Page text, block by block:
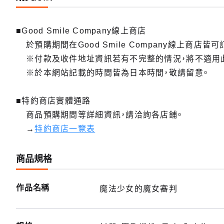
■Good Smile Company線上商店
於預購期間在Good Smile Company線上商店皆可訂
※付款及收件地址資訊若有不完整的情況，將不適用
※於本網站記載的時間皆為日本時間，敬請留意。
■特約商店實體通路
商品預購期間等詳細資訊，請洽詢各店鋪。
→特約商店一覽表
商品規格
作品名稱 魔法少女的魔女審判